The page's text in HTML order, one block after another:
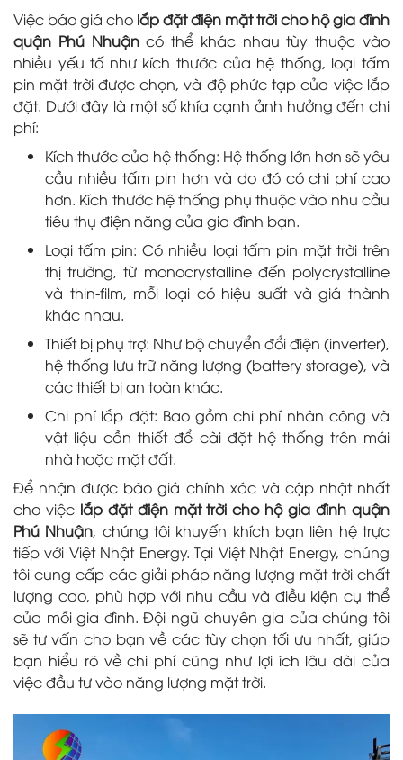
Việc báo giá cho lắp đặt điện mặt trời cho hộ gia đình
quận Phú Nhuậncó thể khác nhau tùy thuộc vào
nhiều yếu tố như kích thước của hệ thống, loại tấm
pin mặt trời được chọn, và độ phức tạp của việc lắp
đặt. Dưới đây là một số khía cạnh ảnh hưởng đến chi
phí:
Kích thước của hệ thống: Hệ thống lớn hơn sẽ yêu
cầu nhiều tấm pin hơn và do đó có chi phí cao
hơn. Kích thước hệ thống phụ thuộc vào nhu cầu
tiêu thụ điện năng của gia đình bạn.
Loại tấm pin: Có nhiều loại tấm pin mặt trời trên
thị trường, từ monocrystalline đến polycrystalline
và thin-film, mỗi loại có hiệu suất và giá thành
khác nhau.
Thiết bị phụ trợ: Như bộ chuyển đổi điện (inverter),
hệ thống lưu trữ năng lượng (battery storage), và
các thiết bị an toàn khác.
Chi phí lắp đặt: Bao gồm chi phí nhân công và
vật liệu cần thiết để cài đặt hệ thống trên mái
nhà hoặc mặt đất.
Để nhận được báo giá chính xác và cập nhật nhất
cho việc lắp đặt điện mặt trời cho hộ gia đình quận
Phú Nhuận, chúng tôi khuyến khích bạn liên hệ trực
tiếp với Việt Nhật Energy. Tại Việt Nhật Energy, chúng
tôi cung cấp các giải pháp năng lượng mặt trời chất
lượng cao, phù hợp với nhu cầu và điều kiện cụ thể
của mỗi gia đình. Đội ngũ chuyên gia của chúng tôi
sẽ tư vấn cho bạn về các tùy chọn tối ưu nhất, giúp
bạn hiểu rõ về chi phí cũng như lợi ích lâu dài của
việc đầu tư vào năng lượng mặt trời.